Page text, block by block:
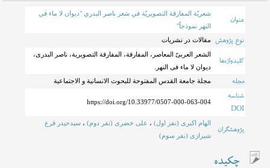
عنوان
شعريّة المفارقة التصويريّة في شعر ناصر البدري "ديوان لا ماء في
النهر نموذجاً"
نوع پژوهش مقالات در نشریات
کلیدواژه‌ها
الشعر العربیّ المعاصر، المفارقة، المفارقة التصویریة، ناصر البدری،
دیوان لا ماء فی النهر.
مجله مجلة جامعة القدس المفتوحة للبحوث الانسانیة و الاجتماعیة
شناسه
DOI
https://doi.org/10.33977/0507-000-063-004
پژوهشگران الهام اکبری (نفر اول) ، علی خضری (نفر دوم) ،سیدحیدر فرع
شیرازی (نفر سوم)
چکیده